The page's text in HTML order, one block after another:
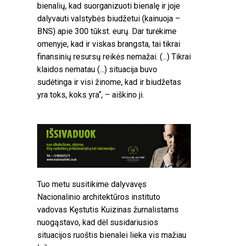
bienalių, kad suorganizuoti bienalę ir joje
dalyvauti valstybės biudžetui (kainuoja –
BNS) apie 300 tūkst. eurų. Dar turėkime
omenyje, kad ir viskas brangsta, tai tikrai
finansinių resursų reikės nemažai. (...) Tikrai
klaidos nematau (...) situacija buvo
sudėtinga ir visi žinome, kad ir biudžetas
yra toks, koks yra“, – aiškino ji.
Tuo metu susitikime dalyvavęs
Nacionalinio architektūros instituto
vadovas Kęstutis Kuizinas žurnalistams
nuogąstavo, kad dėl susidariusios
situacijos ruoštis bienalei lieka vis mažiau